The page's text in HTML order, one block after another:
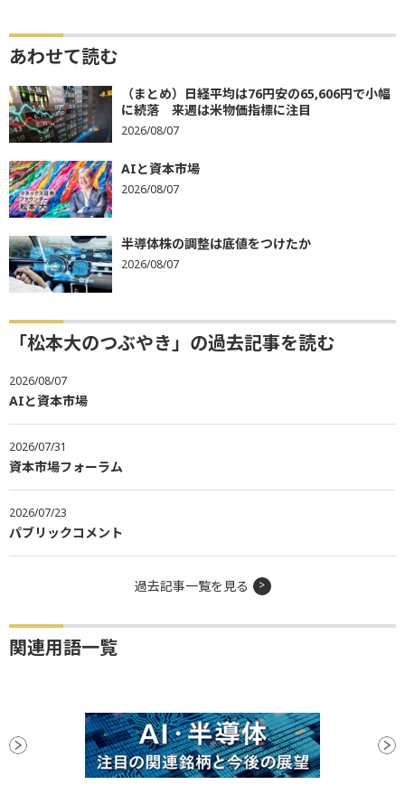
あわせて読む
（まとめ）日経平均は76円安の65,606円で小幅
に続落 来週は米物価指標に注目
2026/08/07
AIと資本市場
2026/08/07
半導体株の調整は底値をつけたか
2026/08/07
「松本大のつぶやき」の過去記事を読む
2026/08/07
AIと資本市場
2026/07/31
資本市場フォーラム
2026/07/23
パブリックコメント
過去記事一覧を見る
関連用語一覧